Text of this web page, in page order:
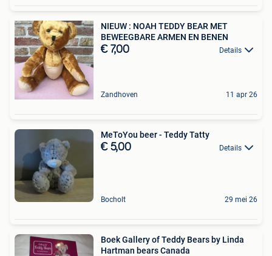
NIEUW : NOAH TEDDY BEAR MET
BEWEEGBARE ARMEN EN BENEN
€ 7,00 Details
Zandhoven 11 apr 26
MeToYou beer - Teddy Tatty
€ 5,00 Details
Bocholt 29 mei 26
Boek Gallery of Teddy Bears by Linda
Hartman bears Canada